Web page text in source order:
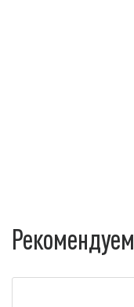
Рекомендуем